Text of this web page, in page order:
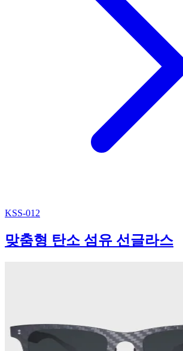
KSS-012
맞춤형 탄소 섬유 선글라스